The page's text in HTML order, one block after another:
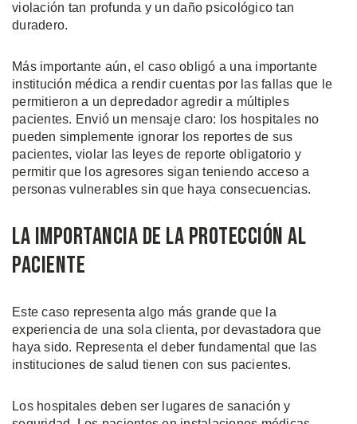
violación tan profunda y un daño psicológico tan
duradero.
Más importante aún, el caso obligó a una importante
institución médica a rendir cuentas por las fallas que le
permitieron a un depredador agredir a múltiples
pacientes. Envió un mensaje claro: los hospitales no
pueden simplemente ignorar los reportes de sus
pacientes, violar las leyes de reporte obligatorio y
permitir que los agresores sigan teniendo acceso a
personas vulnerables sin que haya consecuencias.
La Importancia de la Protección al
Paciente
Este caso representa algo más grande que la
experiencia de una sola clienta, por devastadora que
haya sido. Representa el deber fundamental que las
instituciones de salud tienen con sus pacientes.
Los hospitales deben ser lugares de sanación y